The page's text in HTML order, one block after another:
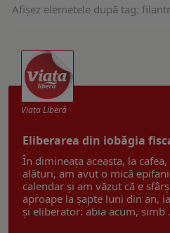
Afişez elemetele după tag:
Viaţa Liberă
Eliberarea din iobăgia
În dimineața aceasta, la
alături, am avut o mică
calendar și am văzut că e
aproape la șapte luni din an,
și eliberator: abia acum, simb